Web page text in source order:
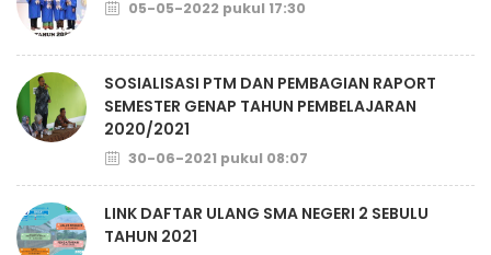
05-05-2022 pukul 17:30
SOSIALISASI PTM DAN PEMBAGIAN RAPORT
SEMESTER GENAP TAHUN PEMBELAJARAN
2020/2021
30-06-2021 pukul 08:07
LINK DAFTAR ULANG SMA NEGERI 2 SEBULU
TAHUN 2021